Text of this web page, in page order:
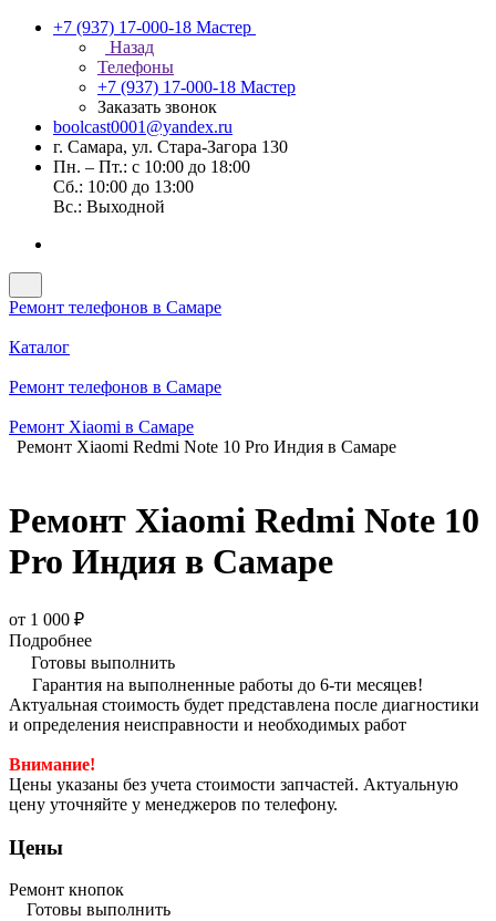
+7 (937) 17-000-18 Мастер
Назад
Телефоны
+7 (937) 17-000-18 Мастер
Заказать звонок
boolcast0001@yandex.ru
г. Самара, ул. Стара-Загора 130
Пн. – Пт.: с 10:00 до 18:00
Сб.: 10:00 до 13:00
Вс.: Выходной
Ремонт телефонов в Самаре
Каталог
Ремонт телефонов в Самаре
Ремонт Xiaomi в Самаре
Ремонт Xiaomi Redmi Note 10 Pro Индия в Самаре
Ремонт Xiaomi Redmi Note 10
Pro Индия в Самаре
от 1 000 ₽
Подробнее
Готовы выполнить
Гарантия на выполненные работы до 6-ти месяцев!
Актуальная стоимость будет представлена после диагностики
и определения неисправности и необходимых работ
Внимание!
Цены указаны без учета стоимости запчастей. Актуальную
цену уточняйте у менеджеров по телефону.
Цены
Ремонт кнопок
Готовы выполнить